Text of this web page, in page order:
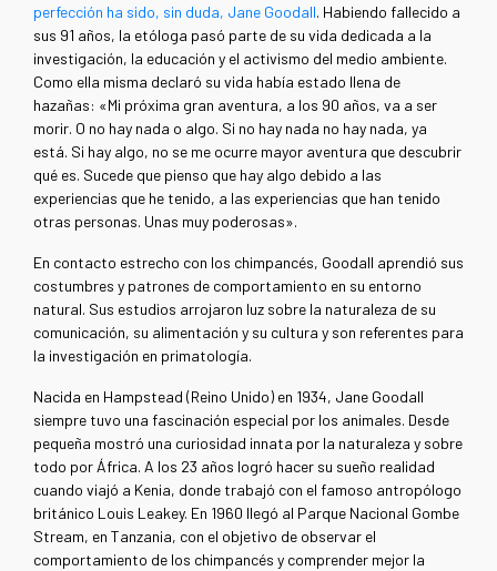
perfección ha sido, sin duda, Jane Goodall. Habiendo fallecido a
sus 91 años, la etóloga pasó parte de su vida dedicada a la
investigación, la educación y el activismo del medio ambiente.
Como ella misma declaró su vida había estado llena de
hazañas: «Mi próxima gran aventura, a los 90 años, va a ser
morir. O no hay nada o algo. Si no hay nada no hay nada, ya
está. Si hay algo, no se me ocurre mayor aventura que descubrir
qué es. Sucede que pienso que hay algo debido a las
experiencias que he tenido, a las experiencias que han tenido
otras personas. Unas muy poderosas».
En contacto estrecho con los chimpancés, Goodall aprendió sus
costumbres y patrones de comportamiento en su entorno
natural. Sus estudios arrojaron luz sobre la naturaleza de su
comunicación, su alimentación y su cultura y son referentes para
la investigación en primatología.
Nacida en Hampstead (Reino Unido) en 1934, Jane Goodall
siempre tuvo una fascinación especial por los animales. Desde
pequeña mostró una curiosidad innata por la naturaleza y sobre
todo por África. A los 23 años logró hacer su sueño realidad
cuando viajó a Kenia, donde trabajó con el famoso antropólogo
británico Louis Leakey. En 1960 llegó al Parque Nacional Gombe
Stream, en Tanzania, con el objetivo de observar el
comportamiento de los chimpancés y comprender mejor la